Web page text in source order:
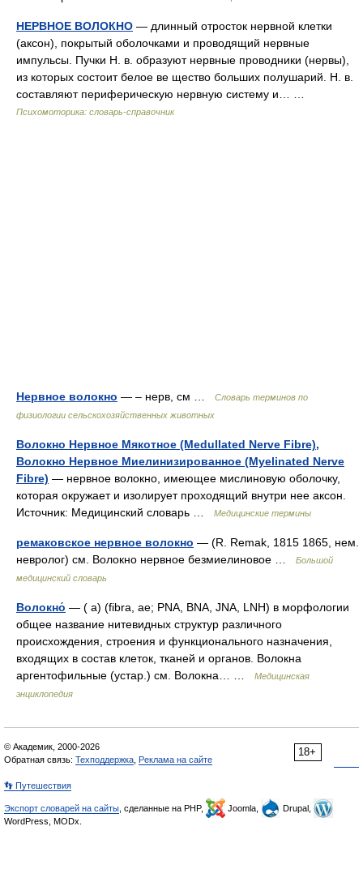
НЕРВНОЕ ВОЛОКНО — длинный отросток нервной клетки
(аксон), покрытый оболочками и проводящий нервные
импульсы. Пучки Н. в. образуют нервные проводники (нервы),
из которых состоит белое ве щество больших полушарий. Н. в.
составляют периферическую нервную систему и… …
Психомоторика: cловарь-справочник
Нервное волокно — – нерв, см …
Словарь терминов по
физиологии сельскохозяйственных животных
Волокно Нервное Мякотное (Medullated Nerve Fibre),
Волокно Нервное Миелинизированное (Myelinated Nerve
Fibre) — нервное волокно, имеющее мислиновую оболочку,
которая окружает и изолирует проходящий внутри нее аксон.
Источник: Медицинский словарь …
Медицинские термины
ремаковское нервное волокно — (R. Remak, 1815 1865, нем.
невролог) см. Волокно нервное безмиелиновое …
Большой
медицинский словарь
Волокно́ — ( а) (fibra, ae; PNA, BNA, JNA, LNH) в морфологии
общее название нитевидных структур различного
происхождения, строения и функционального назначения,
входящих в состав клеток, тканей и органов. Волокна
аргентофильные (устар.) см. Волокна… …
Медицинская
энциклопедия
18+
© Академик, 2000-2026
Обратная связь: Техподдержка Реклама на сайте
👣 Путешествия
Экспорт словарей на сайты , сделанные на PHP, Joomla,
Drupal,
WordPress, MODx.